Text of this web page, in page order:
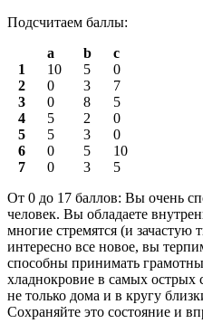
Подсчитаем баллы:
a
b
c
1
10 5
0
2
0 3
7
3
0 8
5
4
5 2
0
5
5 3
0
6
0 5
10
7
0 3
5
От 0 до 17 баллов: Вы очень
человек. Вы обладаете
многие стремятся (и
интересно все новое, вы
способны принимать
хладнокровие в самых
не только дома и в кругу
Сохраняйте это состояние и